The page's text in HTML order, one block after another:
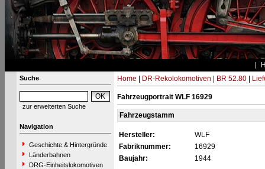
Suche
zur erweiterten Suche
Navigation
Geschichte & Hintergründe
Länderbahnen
DRG-Einheitslokomotiven
Home DR-Rekolokomotiven BR 52.80|
Fahrzeugportrait WLF 16929
Fahrzeugstamm
Hersteller:
WLF
Fabriknummer:
16929
Baujahr:
1944